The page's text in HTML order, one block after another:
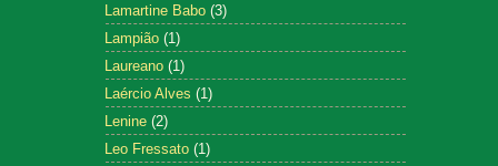
Lamartine Babo (3)
Lampião (1)
Laureano (1)
Laércio Alves (1)
Lenine (2)
Leo Fressato (1)